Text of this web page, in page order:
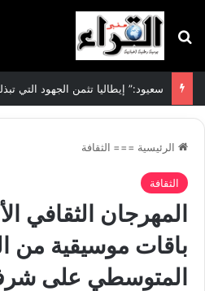
بحث عن
الرئيسية === الثقافة
الثقافة
باقات موسيقية من
المتوسطي على شرف